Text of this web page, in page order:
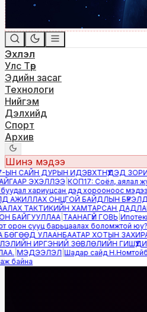
Эхлэл
Улс Төр
Эдийн засаг
Технологи
Нийгэм
Дэлхийд
Спорт
Архив
Шинэ мэдээ
САЙН ДУРЫН ИДЭВХТНҮҮДЭД
ЭХЭЛЛЭЭ|КОП17: Соёл, аялал
хариуцсан дэд хорооноос
АЖИЛЛАХ ОНЦГОЙ БАЙДЛЫН
ТАКТИКИЙН ХАМТАРСАН
БАЙГУУЛЛАА|ТААНАГҮЙ ГОВЬ|
орон сууц барьцаалах боломжтой юу?|
УЛААНБААТАР ХОТЫН
ИРГЭНИЙ ЗӨВЛӨЛИЙН
|МЭДЭЭЛЭЛ|Шадар сайд
байна